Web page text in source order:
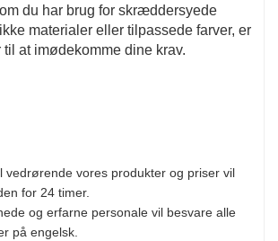
du har brug for skræddersyede
materialer eller tilpassede farver, er
til at imødekomme dine krav.
vedrørende vores produkter og priser vil
for 24 timer.
og erfarne personale vil besvare alle
på engelsk.